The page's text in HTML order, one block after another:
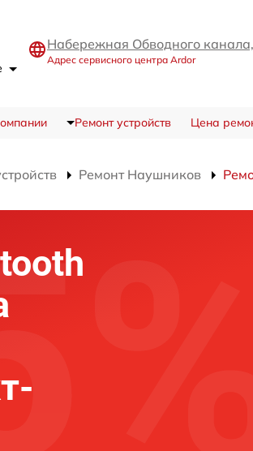
Набережная Обводного
Адрес сервисного центра Ardor
Ремонт устройств Цена
Ремонт Наушников